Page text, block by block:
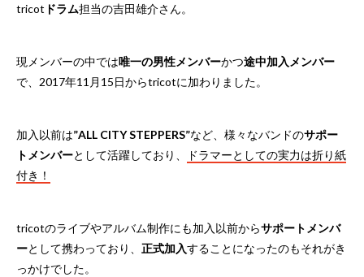
tricot ドラム担当の吉田雄介さん。
現メンバーの中では唯一の男性メンバーかつ途中加入メンバー
で、2017年11月15日からtricotに加わりました。
加入以前は”ALL CITY STEPPERS”など、様々なバンドのサポー
トメンバーとして活躍しており、
ドラマーとしての実力は折り紙
付き！
tricotのライブやアルバム制作にも加入以前からサポートメンバ
ーとして携わっており、 正式加入することになったのもそれがき
っかけでした。